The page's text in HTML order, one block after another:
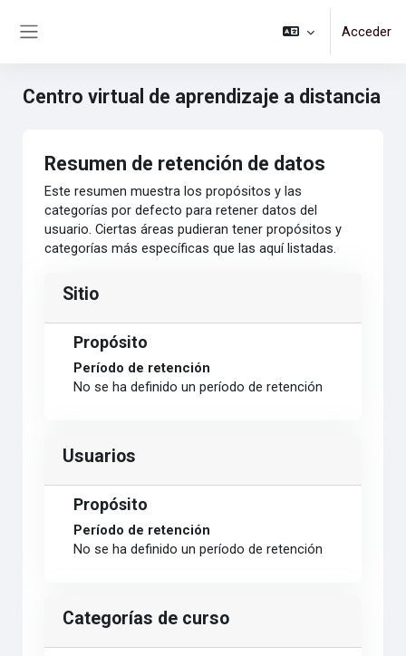
Acceder
Centro virtual de aprendizaje a distancia
Resumen de retención de datos
Este resumen muestra los propósitos y las
categorías por defecto para retener datos del
usuario. Ciertas áreas pudieran tener propósitos y
categorías más específicas que las aquí listadas.
Sitio
Propósito
Período de retención
No se ha definido un período de retención
Usuarios
Propósito
Período de retención
No se ha definido un período de retención
Categorías de curso